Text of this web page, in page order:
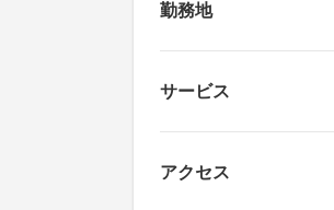
勤務地
サービス
アクセス